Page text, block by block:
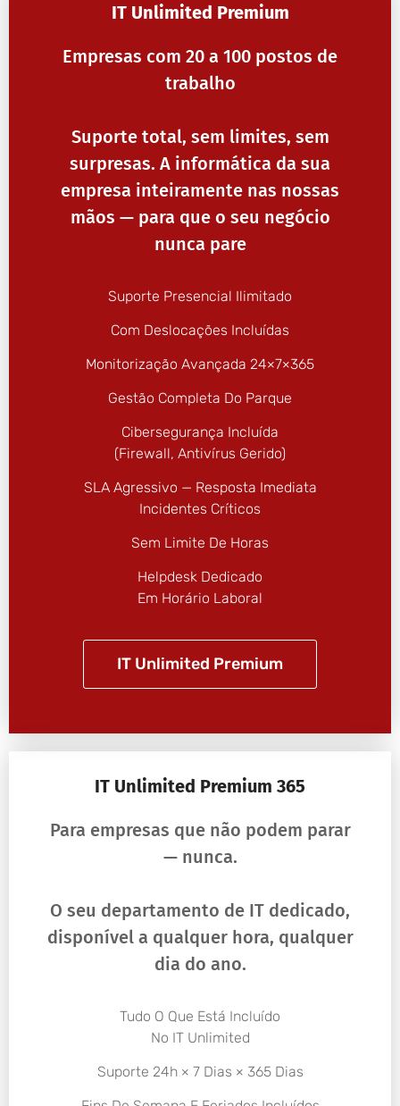
IT Unlimited Premium
Empresas com 20 a 100 postos de
trabalho
Suporte total, sem limites, sem
surpresas. A informática da sua
empresa inteiramente nas nossas
mãos — para que o seu negócio
nunca pare
Suporte Presencial Ilimitado
Com Deslocações Incluídas
Monitorização Avançada 24×7×365
Gestão Completa Do Parque
Cibersegurança Incluída
(firewall, Antivírus Gerido)
SLA Agressivo — Resposta Imediata
Incidentes Críticos
Sem Limite De Horas
Helpdesk Dedicado
Em Horário Laboral
IT Unlimited Premium
IT Unlimited Premium 365
Para empresas que não podem parar
— nunca.
O seu departamento de IT dedicado,
disponível a qualquer hora, qualquer
dia do ano.
Tudo O Que Está Incluído
No IT Unlimited
Suporte 24h × 7 Dias × 365 Dias